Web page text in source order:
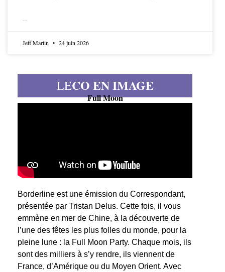
Jeff Martin 24 juin 2026
LECO EN IMAGE
Full Moon
Borderline est une émission du Correspondant,
présentée par Tristan Delus. Cette fois, il vous
emmène en mer de Chine, à la découverte de
l’une des fêtes les plus folles du monde, pour la
pleine lune : la Full Moon Party. Chaque mois, ils
sont des milliers à s’y rendre, ils viennent de
France, d’Amérique ou du Moyen Orient. Avec